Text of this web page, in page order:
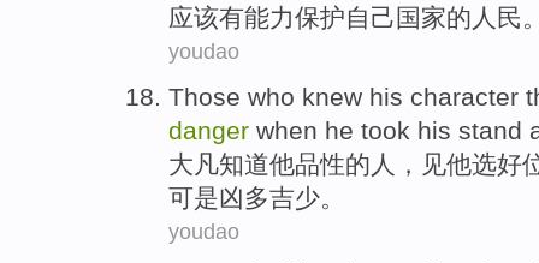
应该有能力保护自己 国家的人民
youdao
Those who knew his character
danger when he took his stand
大凡知道他品性的 人 ， 见他选好
可是凶多吉少。
youdao